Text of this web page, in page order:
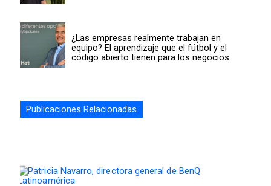
¿Las empresas realmente trabajan en
equipo? El aprendizaje que el fútbol y el
código abierto tienen para los negocios
Publicaciones Relacionadas